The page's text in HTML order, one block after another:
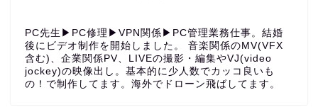
PC先生▶︎PC修理▶︎VPN関係▶︎PC管理業務仕事。結婚
後にビデオ制作を開始しました。 音楽関係のMV(VFX
含む)、企業関係PV、LIVEの撮影・編集やVJ(video
jockey)の映像出し。基本的に少人数でカッコ良いも
の！で制作してます。海外でドローン飛ばしてます。